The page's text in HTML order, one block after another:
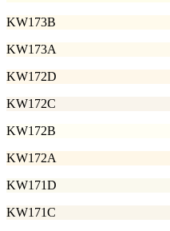
KW173B
KW173A
KW172D
KW172C
KW172B
KW172A
KW171D
KW171C